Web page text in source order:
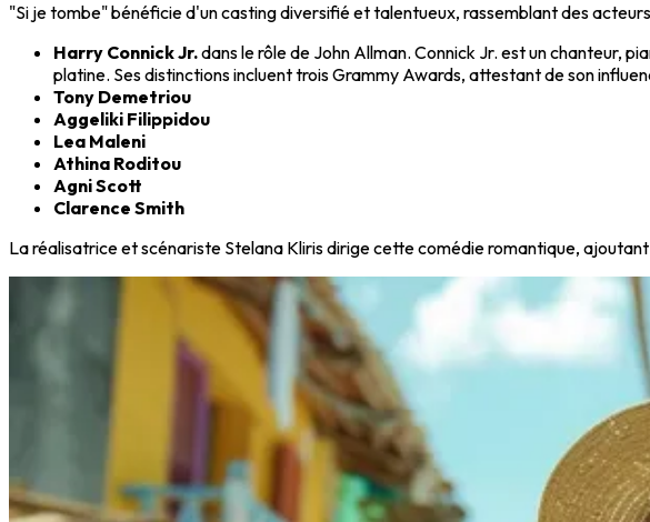
"Si je tombe" bénéficie d'un casting diversifié et talentueux, rassemblant des
Harry Connick Jr.dans le rôle de John Allman. Connick Jr. est un chanteur,
platine. Ses distinctions incluent trois Grammy Awards, attestant de son
Tony Demetriou
Aggeliki Filippidou
Lea Maleni
Athina Roditou
Agni Scott
Clarence Smith
La réalisatrice et scénariste Stelana Kliris dirige cette comédie romantique,